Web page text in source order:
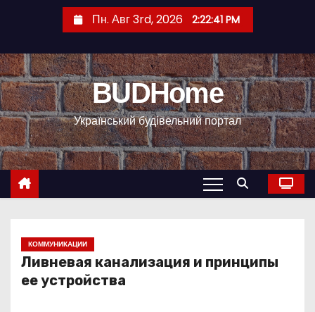
е
й
т
и
к
с
Пн. Авг 3rd, 2026 2:22:42 PM
BUDHome
Український будівельний портал
КОММУНИКАЦИИ
Ливневая канализация и принципы
ее устройства